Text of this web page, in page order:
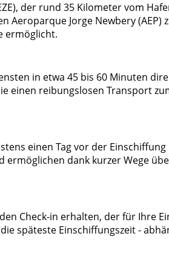
der rund 35 Kilometer vom
Jorge Newbery (AEP)
ermöglicht.
in etwa 45 bis 60 Minuten
einen reibungslosen Transport
einen Tag vor der
dank kurzer Wege
Check-in erhalten, der für Ihre
späteste Einschiffungszeit -